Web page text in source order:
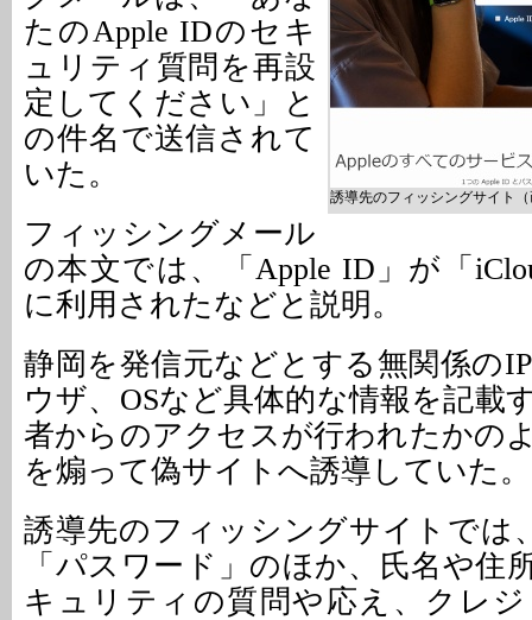
誘導先のフィッシングサイト
たのApple IDのセキ
ュリティ質問を再設
定してください」と
の件名で送信されて
いた。
フィッシングメール
の本文では、「Apple ID」が「
に利用されたなどと説明。
静岡を発信元などとする無関係の
ウザ、OSなど具体的な情報を記載
者からのアクセスが行われたかの
を煽って偽サイトへ誘導していた。
誘導先のフィッシングサイトでは
「パスワード」のほか、氏名や住
キュリティの質問や応え、クレ